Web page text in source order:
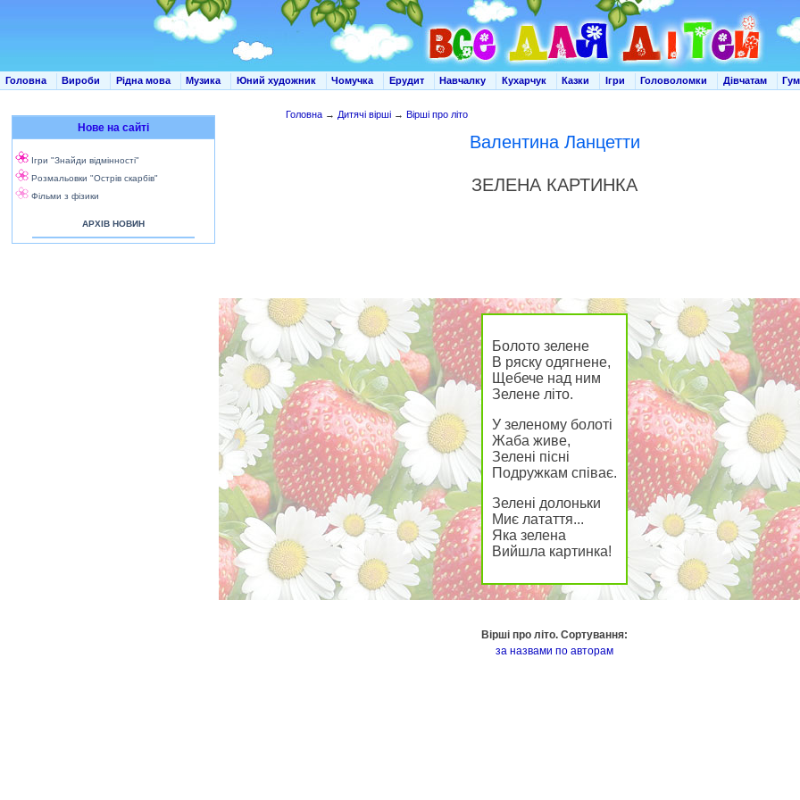
Головна Вироби Рідна мова Музика Юний художник Чомучка Ерудит Навчалку Кухарчук Казки Ігри Головоломки Дівчатам
Нове на сайті
Ігри "Знайди відмінності"
Розмальовки "Острів скарбів"
Фільми з фізики
АРХІВ НОВИН
Головна → Дитячі вірші →Вірші про літо
Валентина Ланцетти
ЗЕЛЕНА КАРТИНКА
Болото зелене
В ряску одягнене,
Щебече над ним
Зелене літо.
У зеленому болоті
Жаба живе,
Зелені пісні
Подружкам співає.
Зелені долоньки
Миє латаття...
Яка зелена
Вийшла картинка!
Вірші про літо. Сортування:
за назвами по авторам